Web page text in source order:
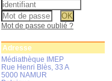
Mot de passe oublié ?
Adresse
Médiathèque IMEP
Rue Henri Blès, 33 A
5000 NAMUR